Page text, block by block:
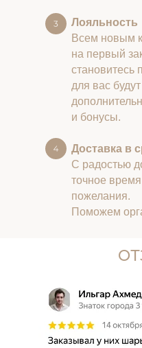
Лояльность
Всем новым
на первый
становитесь
для вас
и бонусы.
Доставка в
С радостью
точное
пожелания.
Поможем